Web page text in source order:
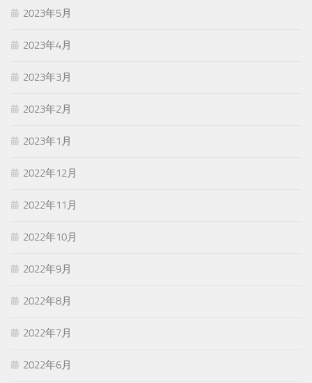
2023年5月
2023年4月
2023年3月
2023年2月
2023年1月
2022年12月
2022年11月
2022年10月
2022年9月
2022年8月
2022年7月
2022年6月